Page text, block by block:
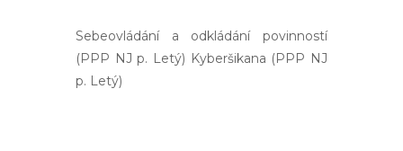
Sebeovládání a odkládání povinností
(PPP NJ p. Letý) Kyberšikana (PPP NJ
p. Letý)